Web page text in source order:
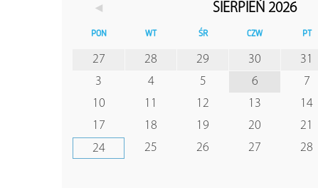
◄ SIERPIEŃ 2026
PON WT ŚR CZW PT
27 28 29 30 31
3
4 5 6 7
10
11 12 13 14
17
18 19 20 21
24
25 26 27 28